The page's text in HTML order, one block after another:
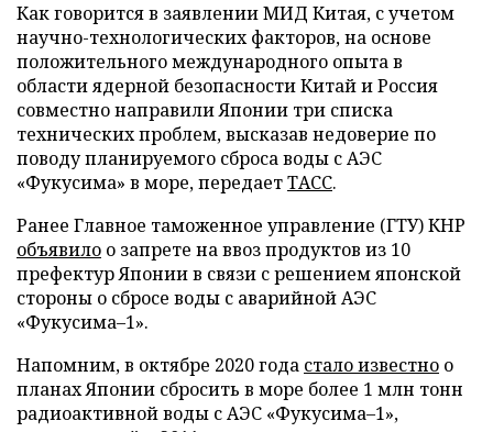
Как говорится в заявлении МИД Китая, с учетом
научно-технологических факторов, на основе
положительного международного опыта в
области ядерной безопасности Китай и Россия
совместно направили Японии три списка
технических проблем, высказав недоверие по
поводу планируемого сброса воды с АЭС
«Фукусима» в море, передаетТАСС.
Ранее Главное таможенное управление (ГТУ) КНР
объявило о запрете на ввоз продуктов из 10
префектур Японии в связи с решением японской
стороны о сбросе воды с аварийной АЭС
«Фукусима–1».
Напомним, в октябре 2020 года стало известно о
планах Японии сбросить в море более 1 млн тонн
радиоактивной воды с АЭС «Фукусима–1»,